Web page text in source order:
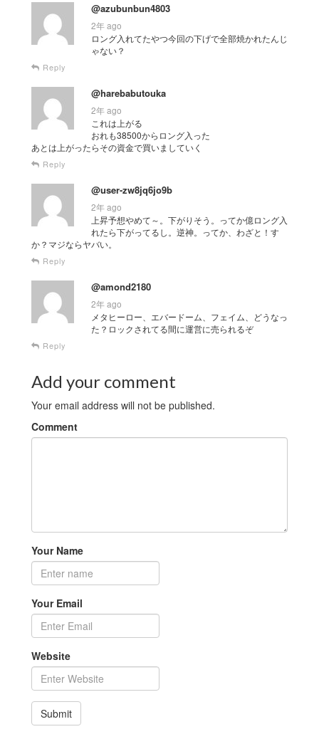
@azubunbun4803
2年 ago
ロング入れてたやつ今回の下げで全部焼かれたんじ
ゃない？
Reply
@harebabutouka
2年 ago
これは上がる
おれも38500からロング入った
あとは上がったらその資金で買いましていく
Reply
@user-zw8jq6jo9b
2年 ago
上昇予想やめて～。下がりそう。ってか億ロング入
れたら下がってるし。逆神。ってか、わざと！す
か？マジならヤバい。
Reply
@amond2180
2年 ago
メタヒーロー、エバードーム、フェイム、どうなっ
た？ロックされてる間に運営に売られるぞ
Reply
Add your comment
Your email address will not be published.
Comment
Your Name
Your Email
Website